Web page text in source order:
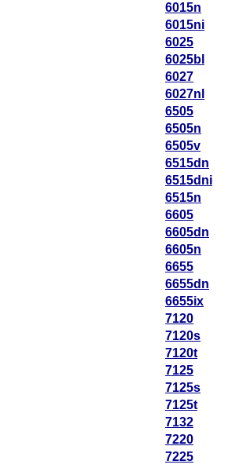
6015n
6015ni
6025
6025bl
6027
6027nl
6505
6505n
6505v
6515dn
6515dni
6515n
6605
6605dn
6605n
6655
6655dn
6655ix
7120
7120s
7120t
7125
7125s
7125t
7132
7220
7225